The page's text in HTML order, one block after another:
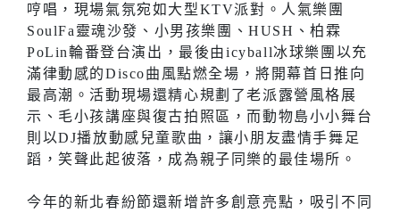
哼唱，現場氣氛宛如大型KTV派對。人氣樂團
SoulFa靈魂沙發、小男孩樂團、HUSH、柏霖
PoLin輪番登台演出，最後由icyball冰球樂團以充
滿律動感的Disco曲風點燃全場，將開幕首日推向
最高潮。活動現場還精心規劃了老派露營風格展
示、毛小孩講座與復古拍照區，而動物島小小舞台
則以DJ播放動感兒童歌曲，讓小朋友盡情手舞足
蹈，笑聲此起彼落，成為親子同樂的最佳場所。
今年的新北春紛節還新增許多創意亮點，吸引不同